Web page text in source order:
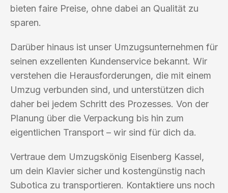
bieten faire Preise, ohne dabei an Qualität zu
sparen.
Darüber hinaus ist unser Umzugsunternehmen für
seinen exzellenten Kundenservice bekannt. Wir
verstehen die Herausforderungen, die mit einem
Umzug verbunden sind, und unterstützen dich
daher bei jedem Schritt des Prozesses. Von der
Planung über die Verpackung bis hin zum
eigentlichen Transport – wir sind für dich da.
Vertraue dem Umzugskönig Eisenberg Kassel,
um dein Klavier sicher und kostengünstig nach
Subotica zu transportieren. Kontaktiere uns noch